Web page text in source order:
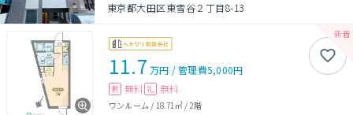
東京都大田区東雪谷２丁目8-13
11.7 万円 /管理費5,000円
敷 無料 礼 無料
ワンルーム / 18.71㎡/2階